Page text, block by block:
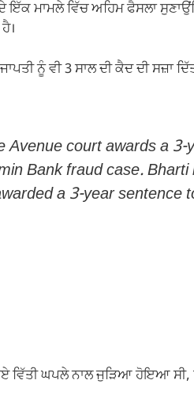
ਇੱਕ ਮਾਮਲੇ ਵਿੱਚ ਅਹਿਮ ਫੈਸਲਾ
ਨੂੰ ਵੀ 3 ਸਾਲ ਦੀ ਕੈਦ ਦੀ ਸਜ਼ਾ
court awards a 3-
Bank fraud case.
a 3-year sentence
ਵਿੱਤੀ ਘਪਲੇ ਨਾਲ ਜੁੜਿਆ ਹੋਇਆ ਸੀ,